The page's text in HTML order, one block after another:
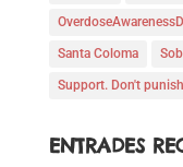
Santa Coloma
Support. Don't
ENTRADES